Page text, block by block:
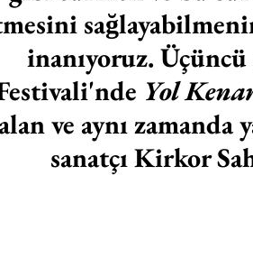
inanıyoruz.
Yol
ve aynı
sanatçı Kirkor